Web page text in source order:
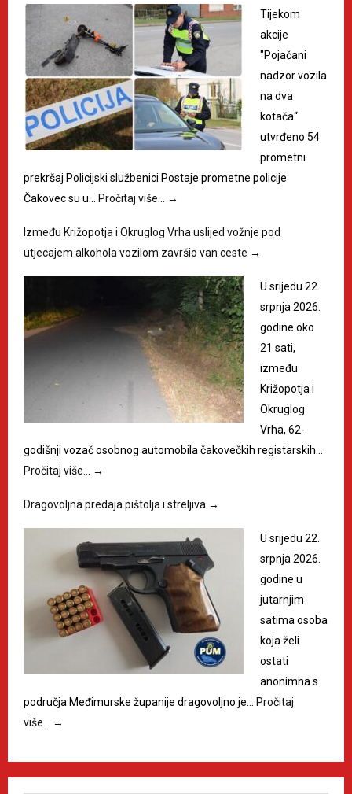
Tijekom
akcije
"Pojačani
nadzor vozila
na dva
kotača“
utvrđeno 54
prometni
prekršaj Policijski službenici Postaje prometne policije
Čakovec su u… Pročitaj više… →
Između Križopotja i Okruglog Vrha uslijed vožnje pod
utjecajem alkohola vozilom završio van ceste →
U srijedu 22.
srpnja 2026.
godine oko
21 sati,
između
Križopotja i
Okruglog
Vrha, 62-
godišnji vozač osobnog automobila čakovečkih registarskih…
Pročitaj više…
→
Dragovoljna predaja pištolja i streljiva →
U srijedu 22.
srpnja 2026.
godine u
jutarnjim
satima osoba
koja želi
ostati
anonimna s
područja Međimurske županije dragovoljno je… Pročitaj
više…
→